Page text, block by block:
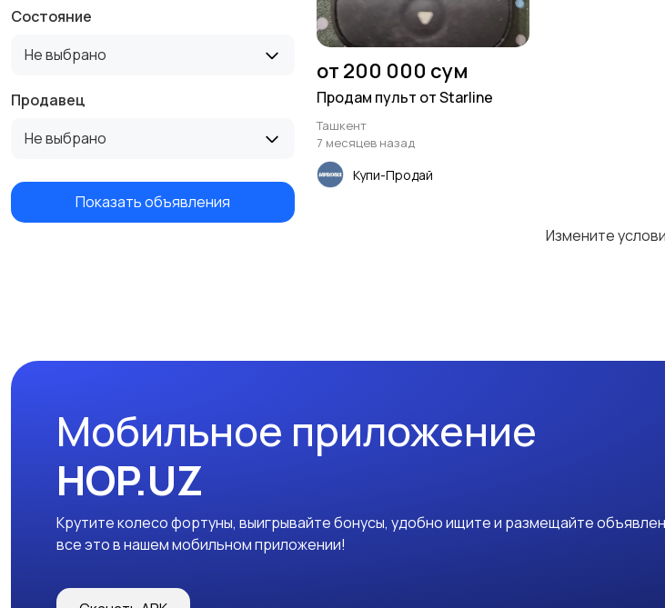
Состояние
Не выбрано
Продавец
Не выбрано
Показать объявления
от 200 000 сум
Продам пульт от Starline
Ташкент
7 месяцев назад
Купи-Продай
Измените
Мобильное приложение
HOP.UZ
Крутите колесо фортуны, выигрывайте бонусы, удобно ищите и размещайте
все это в нашем мобильном приложении!